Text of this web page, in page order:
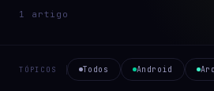
1 artigo
TÓPICOS Todos Android